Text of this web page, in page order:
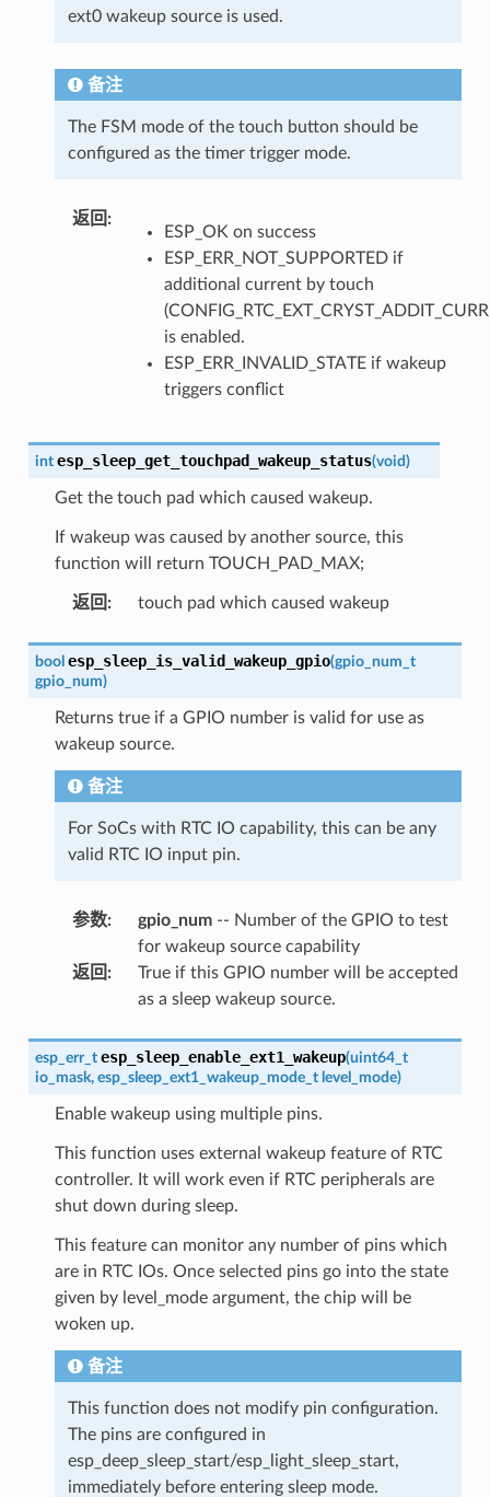
ext0 wakeup source is used.
备注
The FSM mode of the touch button should be
configured as the timer trigger mode.
返回 :
ESP_OK on success
ESP_ERR_NOT_SUPPORTED if
additional current by touch
is enabled.
ESP_ERR_INVALID_STATE if wakeup
triggers conflict
int esp_sleep_get_touchpad_wakeup_status(void)
Get the touch pad which caused wakeup.
If wakeup was caused by another source, this
function will return TOUCH_PAD_MAX;
返回 : touch pad which caused wakeup
bool esp_sleep_is_valid_wakeup_gpio(gpio_num_t
gpio_num)
Returns true if a GPIO number is valid for use as
wakeup source.
备注
For SoCs with RTC IO capability, this can be any
valid RTC IO input pin.
参数: gpio_num-- Number of the GPIO to test
for wakeup source capability
返回 :
True if this GPIO number will be accepted
as a sleep wakeup source.
esp_err_t esp_sleep_enable_ext1_wakeup(uint64_t
io_mask, esp_sleep_ext1_wakeup_mode_t level_mode)
Enable wakeup using multiple pins.
This function uses external wakeup feature of RTC
controller. It will work even if RTC peripherals are
shut down during sleep.
This feature can monitor any number of pins which
are in RTC IOs. Once selected pins go into the state
given by level_mode argument, the chip will be
woken up.
备注
This function does not modify pin configuration.
The pins are configured in
esp_deep_sleep_start/esp_light_sleep_start,
immediately before entering sleep mode.